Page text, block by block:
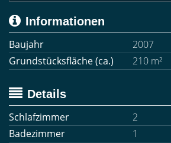
Informationen
Baujahr
2007
Grundstücksfläche (ca.)
210 m²
Details
Schlafzimmer
2
Badezimmer
1